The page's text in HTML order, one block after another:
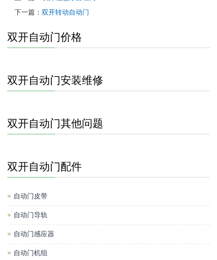
下一篇： 双开转动自动门
双开自动门价格
双开自动门安装维修
双开自动门其他问题
双开自动门配件
自动门皮带
自动门导轨
自动门感应器
自动门机组